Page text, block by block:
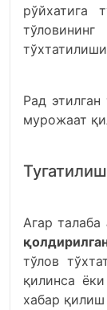
рўйхатига
тўхтатилиши
Рад
мурожаат
Агар талаба
тўлов
қилинса
хабар қилиш